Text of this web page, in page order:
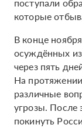
которые
В конце
осуждённых
через пять
На
различные
угрозы. После
покинуть